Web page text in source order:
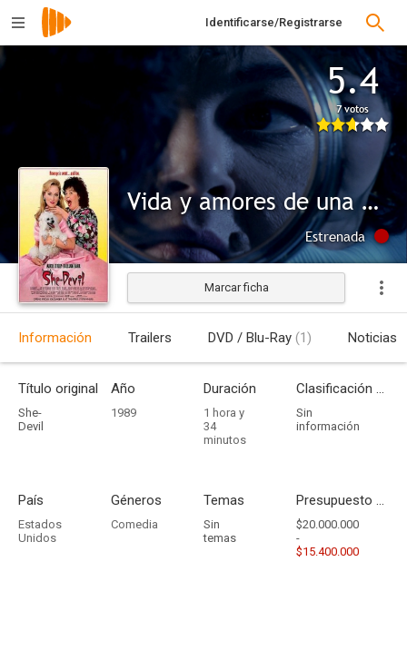
Identificarse/Registrarse
5.4
7 votos
Vida y amores de una diablesa
Estrenada
Marcar ficha
Información Trailers DVD / Blu-Ray (1) Noticias
Título original
She-
Devil
Año
1989
Duración
1 hora y
34
minutos
Clasificación por edades
Sin
información
País
Estados
Unidos
Géneros
Comedia
Temas
Sin
temas
Presupuesto - Ingresos
$20.000.000
-
$15.400.000